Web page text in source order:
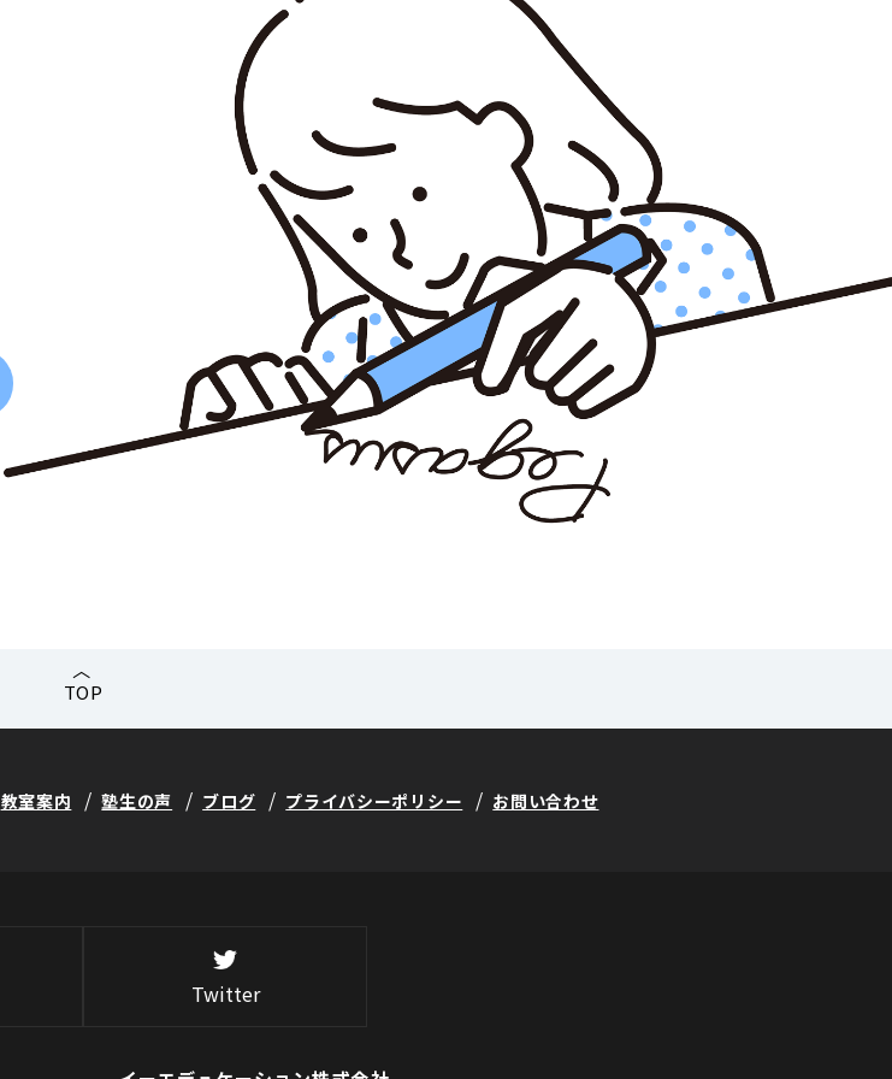
TOP
教室案内 塾生の声 ブログ プライバシーポリシー お問い合わせ
Twitter